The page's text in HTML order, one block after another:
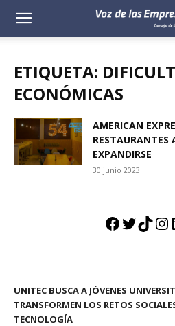
Voz
Empresas
ETIQUETA:
ECONÓMICAS
AMERICAN
RESTAURANTES
EXPANDIRSE
30 junio 2023
Facebook
UNITEC BUSCA A JÓVENES
TRANSFORMEN LOS RETOS
TECNOLOGÍA